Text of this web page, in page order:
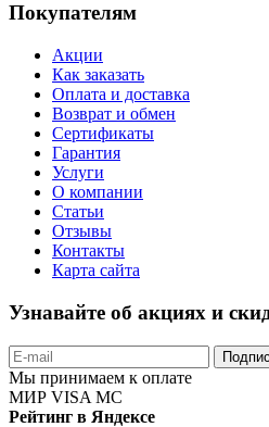
Покупателям
Акции
Как заказать
Оплата и доставка
Возврат и обмен
Сертификаты
Гарантия
Услуги
О компании
Статьи
Отзывы
Контакты
Карта сайта
Узнавайте об акциях и
Мы принимаем к оплате
МИР VISA MC
Рейтинг в Яндексе